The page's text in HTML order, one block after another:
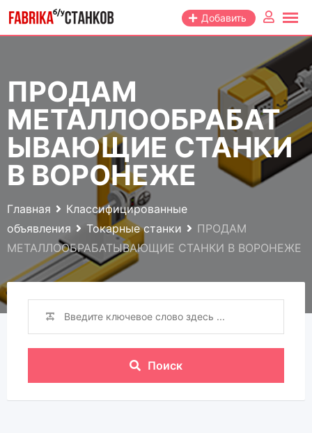
Перейти
Добавить
ПРОДАМ
МЕТАЛЛООБРАБАТ
ЫВАЮЩИЕ СТАНКИ
В ВОРОНЕЖE
Главная
Классифицированные
объявления
Токарные станки
ПРОДАМ
МЕТАЛЛООБРАБАТЫВАЮЩИЕ СТАНКИ В ВОРОНЕЖE
Поиск